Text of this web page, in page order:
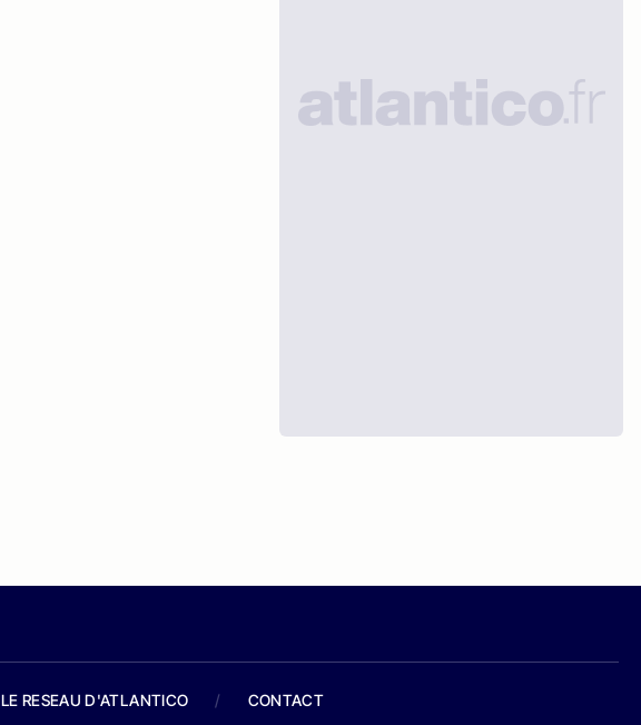
LE RESEAU D'ATLANTICO / CONTACT